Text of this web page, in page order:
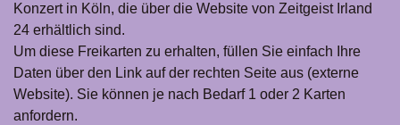
Konzert in Köln, die über die Website von Zeitgeist Irland
24 erhältlich sind.
Um diese Freikarten zu erhalten, füllen Sie einfach Ihre
Daten über den Link auf der rechten Seite aus (externe
Website). Sie können je nach Bedarf 1 oder 2 Karten
anfordern.